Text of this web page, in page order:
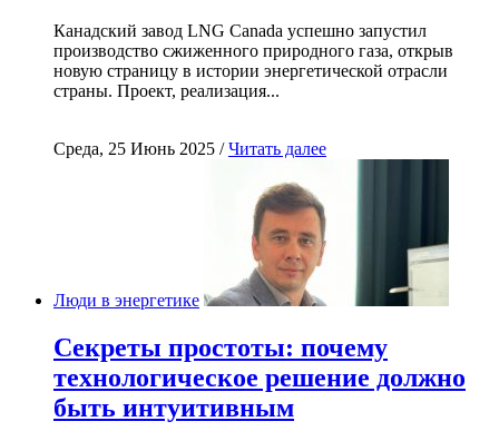
Канадский завод LNG Canada успешно запустил
производство сжиженного природного газа, открыв
новую страницу в истории энергетической отрасли
страны. Проект, реализация...
Среда, 25 Июнь 2025 /Читать далее
Люди в энергетике
Секреты простоты: почему
технологическое решение должно
быть интуитивным